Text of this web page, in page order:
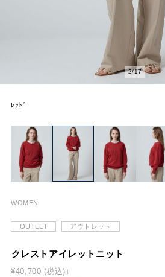
2/17
ﾚｯﾄﾞ
WOMEN
OUTLET アウトレット
クレストアイレットニット
¥40,700 (税込)